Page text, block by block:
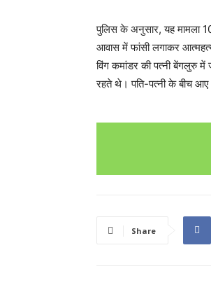
पुलिस के अनुसार, यह मामला
आवास में फांसी लगाकर
विंग कमांडर की पत्नी बेंगलुरु में
रहते थे। पति-पत्नी के बीच आए
Share